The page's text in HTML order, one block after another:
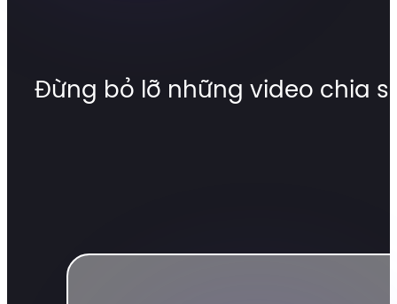
Đừng bỏ lỡ những video chia